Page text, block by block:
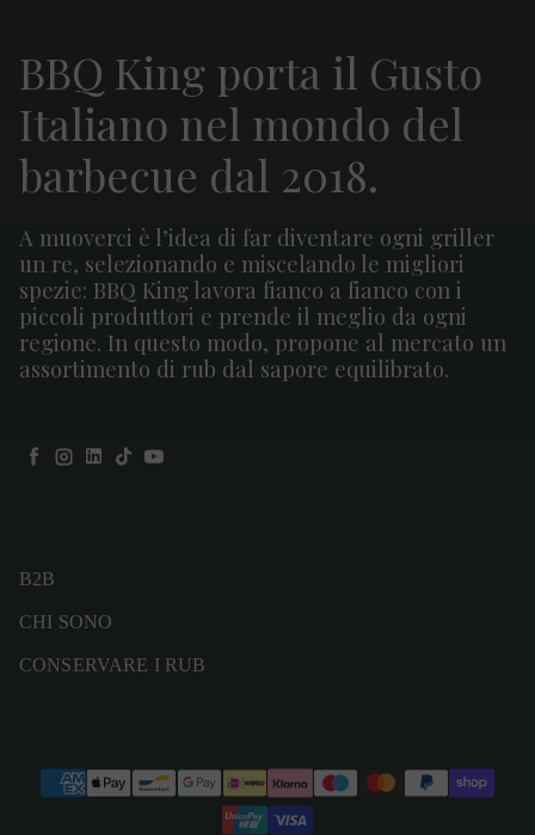
BBQ King porta il Gusto
Italiano nel mondo del
barbecue dal 2018.
A muoverci è l’idea di far diventare ogni griller
un re, selezionando e miscelando le migliori
spezie: BBQ King lavora fianco a fianco con i
piccoli produttori e prende il meglio da ogni
regione. In questo modo, propone al mercato un
assortimento di rub dal sapore equilibrato.
Facebook
Instagram
LinkedIn
TikTokYouTube
B2B
CHI SONO
CONSERVARE I RUB
Modalità di pagamento